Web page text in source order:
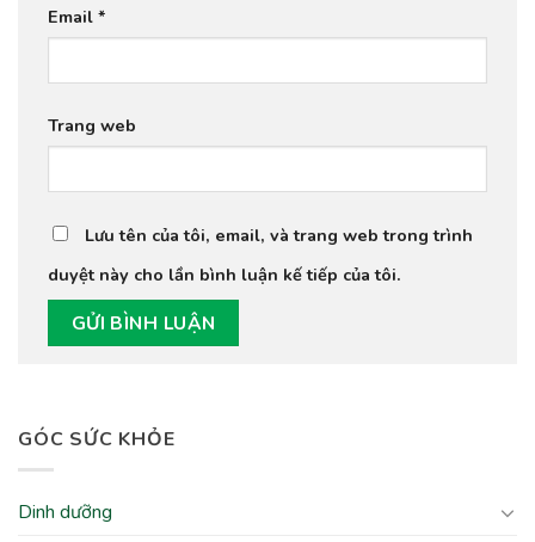
GÓC SỨC KHỎE
Dinh dưỡng
Email *
Trang web
Lưu tên của tôi, email, và trang web trong trình
duyệt này cho lần bình luận kế tiếp của tôi.